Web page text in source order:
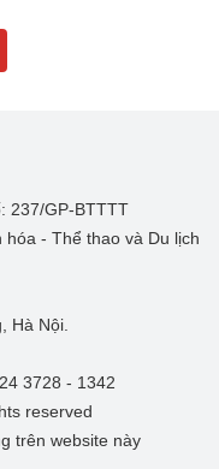
237/GP-BTTTT
- Thể thao và Du lịch
Hà Nội.
3728 - 1342
reserved
trên website này